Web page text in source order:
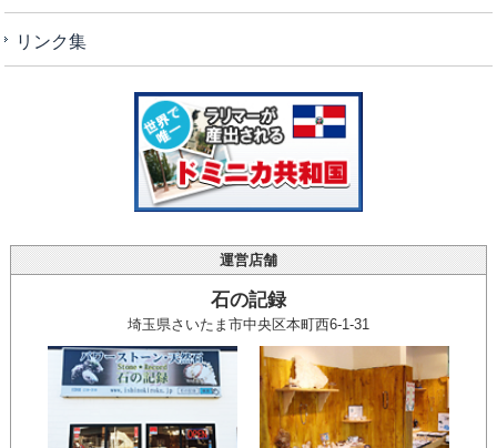
リンク集
運営店舗
石の記録
埼玉県さいたま市中央区本町西6-1-31